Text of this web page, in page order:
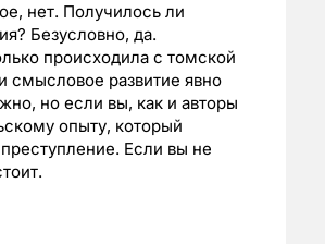
нет. Получилось ли
Безусловно, да.
происходила с томской
смысловое развитие явно
но если вы, как и авторы
опыту, который
Если вы не